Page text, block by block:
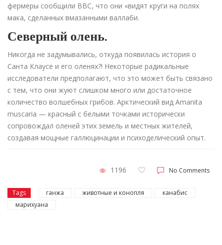
фермеры сообщили BBC, что они «видят круги на полях
мака, сделанных вмазанными валлаби.
Северный олень.
Никогда не задумывались, откуда появилась история о
Санта Клаусе и его оленях?! Некоторые радикальные
исследователи предполагают, что это может быть связано
с тем, что они жуют слишком много или достаточное
количество волшебных грибов. Арктический вид Amanita
muscaria — красный с белыми точками исторически
сопровождал оленей этих земель и местных жителей,
создавая мощные галлюцинации и психоделический опыт.
1196 No Comments
Tags ганжа животные и конопля
канабис
марихуана